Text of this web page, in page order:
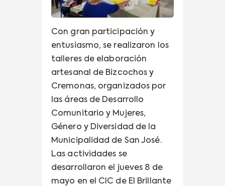
Con gran participación y
entusiasmo, se realizaron los
talleres de elaboración
artesanal de Bizcochos y
Cremonas, organizados por
las áreas de Desarrollo
Comunitario y Mujeres,
Género y Diversidad de la
Municipalidad de San José.
Las actividades se
desarrollaron el jueves 8 de
mayo en el CIC de El Brillante